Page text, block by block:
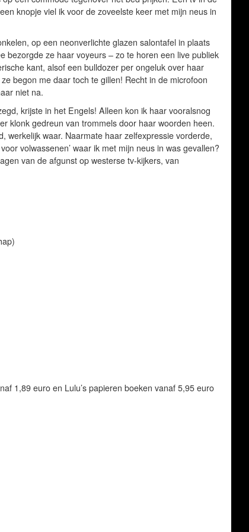
knopje viel ik voor de zoveelste keer met mijn neus in
op een neonverlichte glazen salontafel in plaats
bezorgde ze haar voyeurs – zo te horen een live publiek
kant, alsof een bulldozer per ongeluk over haar
begon me daar toch te gillen! Recht in de microfoon
niet na.
krijste in het Engels! Alleen kon ik haar vooralsnog
klonk gedreun van trommels door haar woorden heen.
werkelijk waar. Naarmate haar zelfexpressie vorderde,
volwassenen’ waar ik met mijn neus in was gevallen?
van de afgunst op westerse tv-kijkers, van
1,89 euro en Lulu’s papieren boeken vanaf 5,95 euro